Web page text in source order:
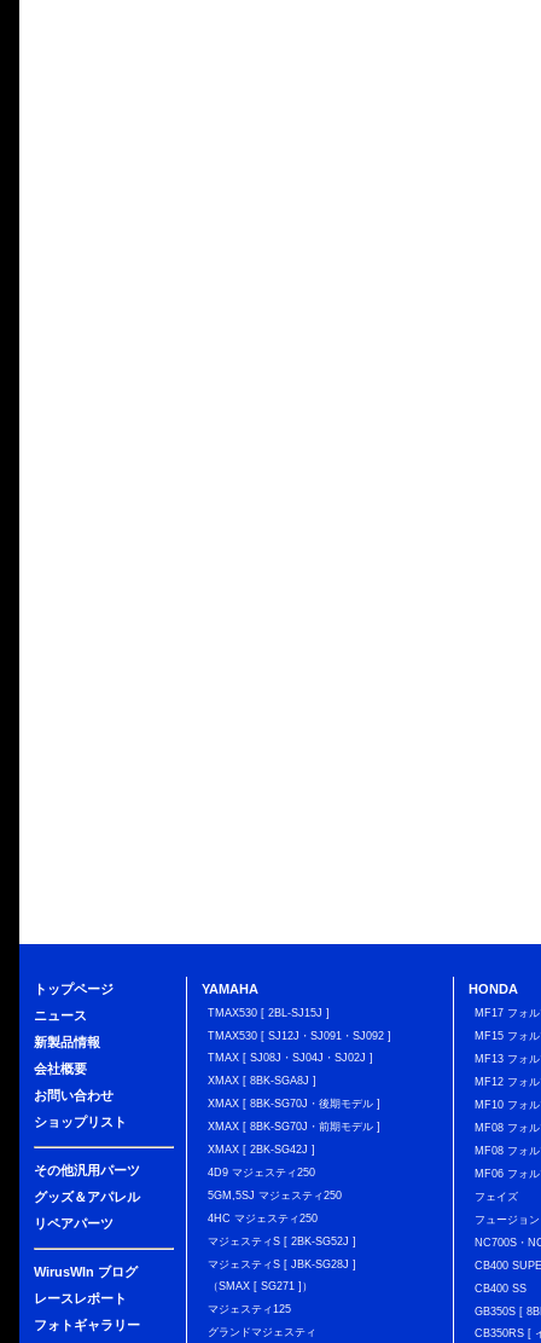
トップページ
ニュース
新製品情報
会社概要
お問い合わせ
ショップリスト
その他汎用パーツ
グッズ＆アパレル
リペアパーツ
WirusWIn ブログ
レースレポート
フォトギャラリー
YAMAHA
TMAX530 [ 2BL-SJ15J ]
TMAX530 [ SJ12J・SJ091・SJ092 ]
TMAX [ SJ08J・SJ04J・SJ02J ]
XMAX [ 8BK-SGA8J ]
XMAX [ 8BK-SG70J・後期モデル ]
XMAX [ 8BK-SG70J・前期モデル ]
XMAX [ 2BK-SG42J ]
4D9 マジェスティ250
5GM,5SJ マジェスティ250
4HC マジェスティ250
マジェスティS [ 2BK-SG52J ]
マジェスティS [ JBK-SG28J ]
（SMAX [ SG271 ]）
マジェスティ125
グランドマジェスティ
HONDA
MF17 フォ
MF15 フォ
MF13 フォ
MF12 フォ
MF10 フォ
MF08 フォ
MF08 フォ
MF06 フォ
フェイズ
フュージョン
NC700S・
CB400
CB400 SS
GB350S [
CB350RS [